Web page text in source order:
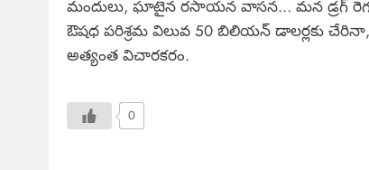
మందులు, ఘాటైన రసాయన వాసన… మన డ్రగ్
ఔషధ పరిశ్రమ విలువ 50 బిలియన్ డాలర్లకు
అత్యంత విచారకరం.
0